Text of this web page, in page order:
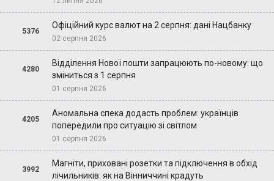
5376
Офіційний курс валют на 2 серпня: дані Нацбанку
02 серпня 2026
4280
Відділення Нової пошти запрацюють по-новому: що
зміниться з 1 серпня
01 серпня 2026
4205
Аномальна спека додасть проблем: українців
попередили про ситуацію зі світлом
01 серпня 2026
3992
Магніти, приховані розетки та підключення в обхід
лічильників: як на Вінниччині крадуть